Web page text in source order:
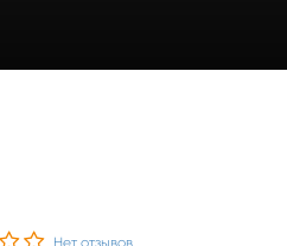
Нет отзывов